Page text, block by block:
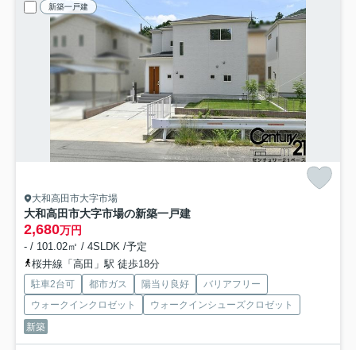
新築一戸建
大和高田市大字市場
大和高田市大字市場の新築一戸建
2,680万円
- / 101.02㎡ / 4SLDK /予定
桜井線「高田」駅 徒歩18分
駐車2台可 都市ガス 陽当り良好
バリアフリー
ウォークインクロゼット
ウォークインシューズクロゼット
新築